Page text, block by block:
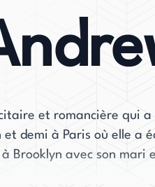
et romancière qui a
demi à Paris où elle a
Brooklyn avec son mari